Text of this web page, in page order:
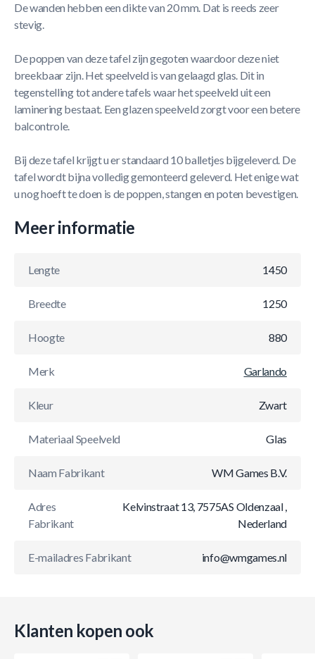
De wanden hebben een dikte van 20 mm. Dat is reeds zeer
stevig.
De poppen van deze tafel zijn gegoten waardoor deze niet
breekbaar zijn. Het speelveld is van gelaagd glas. Dit in
tegenstelling tot andere tafels waar het speelveld uit een
laminering bestaat. Een glazen speelveld zorgt voor een betere
balcontrole.
Bij deze tafel krijgt u er standaard 10 balletjes bijgeleverd. De
tafel wordt bijna volledig gemonteerd geleverd. Het enige wat
u nog hoeft te doen is de poppen, stangen en poten bevestigen.
Meer informatie
Lengte 1450
Breedte 1250
Hoogte 880
Merk Garlando
Kleur Zwart
Materiaal Speelveld Glas
Naam Fabrikant WM Games B.V.
Adres
Fabrikant
Kelvinstraat 13, 7575AS Oldenzaal ,
Nederland
E-mailadres Fabrikant info@wmgames.nl
Klanten kopen ook